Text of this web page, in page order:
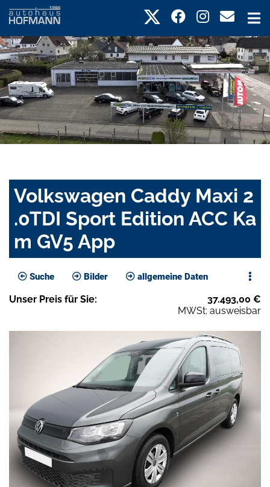
Volkswagen Caddy Maxi 2
.0TDI Sport Edition ACC Ka
m GV5 App
Suche Bilder allgemeine Daten
Unser Preis für Sie: 37.493,00 €
MWSt: ausweisbar